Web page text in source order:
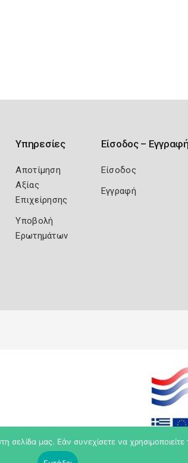
Υπηρεσίες
Αποτίμηση
Αξίας
Επιχείρησης
Υποβολή
Ερωτημάτων
Είσοδος –
Είσοδος
Εγγραφή
μας. Εάν συνεχίσετε να